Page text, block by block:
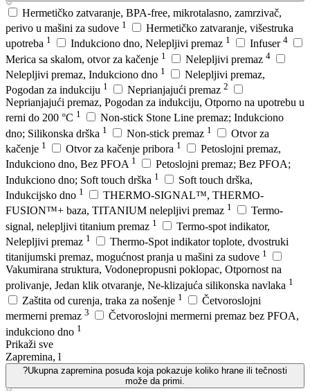
Hermetičko zatvaranje, BPA-free, mikrotalasno, zamrzivač,
perivo u mašini za sudove 1
Hermetičko zatvaranje, višestruka
upotreba 1 Indukciono dno, Nelepljivi premaz 1 Infuser 4
Merica sa skalom, otvor za kačenje 1 Nelepljivi premaz 4
Nelepljivi premaz, Indukciono dno 1
Nelepljivi premaz,
Pogodan za indukciju 1 Neprianjajući premaz 2
Neprianjajući premaz, Pogodan za indukciju, Otporno na upotrebu u
rerni do 200 °C 1
Non-stick Stone Line premaz; Indukciono
dno; Silikonska drška 1 Non-stick premaz 1
Otvor za
kačenje 1 Otvor za kačenje pribora 1
Petoslojni premaz,
Indukciono dno, Bez PFOA 1
Petoslojni premaz; Bez PFOA;
Indukciono dno; Soft touch drška 1
Soft touch drška,
Indukcijsko dno 1
THERMO-SIGNAL™, THERMO-
FUSION™+ baza, TITANIUM nelepljivi premaz 1
Termo-
signal, nelepljivi titanium premaz 1
Termo-spot indikator,
Nelepljivi premaz 1
Thermo-Spot indikator toplote, dvostruki
titanijumski premaz, mogućnost pranja u mašini za sudove 1
Vakumirana struktura, Vodonepropusni poklopac, Otpornost na
prolivanje, Jedan klik otvaranje, Ne-klizajuća silikonska navlaka 1
Zaštita od curenja, traka za nošenje 1
Četvoroslojni
mermerni premaz 3
Četvoroslojni mermerni premaz bez PFOA,
indukciono dno 1
Prikaži sve
Zapremina, l
?Ukupna zapremina posuđa koja pokazuje koliko hrane ili tečnosti
može da primi.